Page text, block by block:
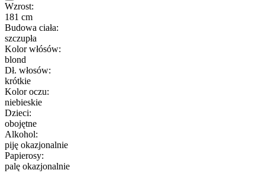
Wzrost:
181 cm
Budowa ciała:
szczupła
Kolor włósów:
blond
Dł. włosów:
krótkie
Kolor oczu:
niebieskie
Dzieci:
obojętne
Alkohol:
piję okazjonalnie
Papierosy:
palę okazjonalnie